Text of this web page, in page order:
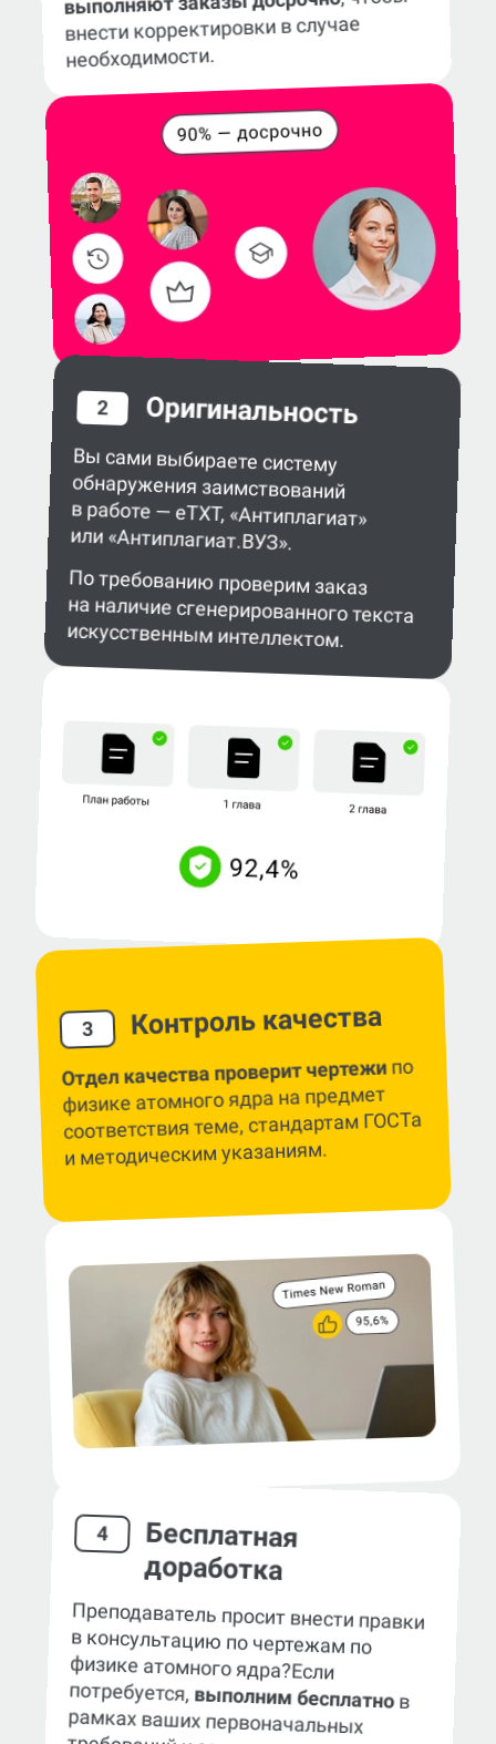
внести корректировки в случае
необходимости.
2 Оригинальность
Вы сами выбираете систему
обнаружения заимствований
в работе — eTXT, «Антиплагиат»
или «Антиплагиат.ВУЗ».
По требованию проверим заказ
на наличие сгенерированного текста
искусственным интеллектом.
3 Контроль качества
Отдел качества проверит чертежипо
физике атомного ядра на предмет
соответствия теме, стандартам ГОСТа
и методическим указаниям.
4 Бесплатная
доработка
Преподаватель просит внести правки
в консультацию по чертежам по
физике атомного ядра?Если
потребуется, выполним бесплатнов
рамках ваших первоначальных